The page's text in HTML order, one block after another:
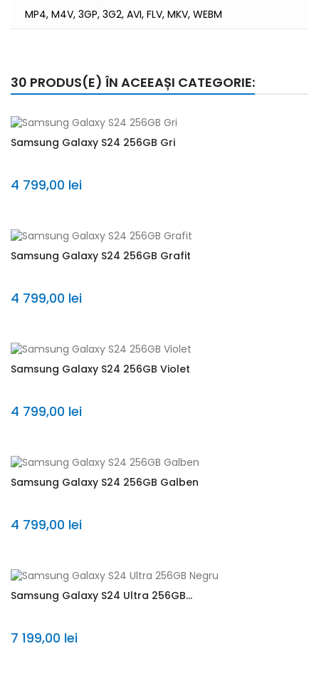
MP4, M4V, 3GP, 3G2, AVI, FLV, MKV, WEBM
30 PRODUS(E) ÎN ACEEAȘI CATEGORIE:
Samsung Galaxy S24 256GB Gri
4 799,00 lei
Samsung Galaxy S24 256GB Grafit
4 799,00 lei
Samsung Galaxy S24 256GB Violet
4 799,00 lei
Samsung Galaxy S24 256GB Galben
4 799,00 lei
Samsung Galaxy S24 Ultra 256GB...
7 199,00 lei